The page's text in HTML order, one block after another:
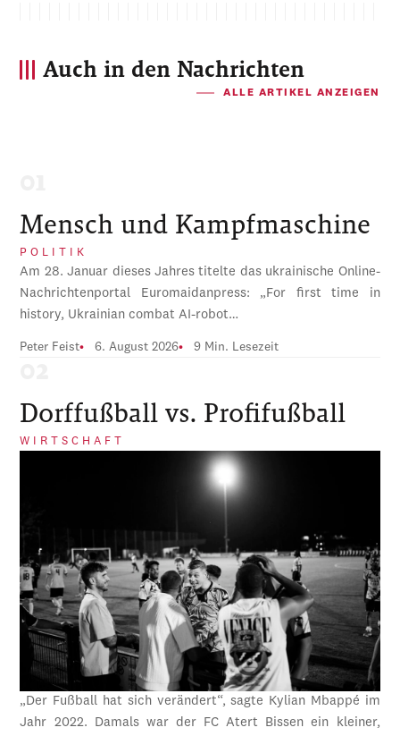
Auch in den Nachrichten
ALLE ARTIKEL ANZEIGEN
Mensch und Kampfmaschine
POLITIK
Am 28. Januar dieses Jahres titelte das ukrainische Online-
Nachrichtenportal Euromaidanpress: „For first time in
history, Ukrainian combat AI-robot…
Peter Feist 6. August 2026 9 Min. Lesezeit
Dorffußball vs. Profifußball
WIRTSCHAFT
„Der Fußball hat sich verändert“, sagte Kylian Mbappé im
Jahr 2022. Damals war der FC Atert Bissen ein kleiner,